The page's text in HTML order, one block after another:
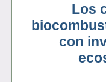
Los
con